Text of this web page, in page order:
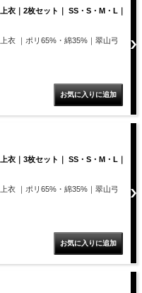
衣｜2枚セット｜ SS・S・M・L｜
衣 ｜ポリ65%・綿35%｜翠山弓
衣｜3枚セット｜ SS・S・M・L｜
衣 ｜ポリ65%・綿35%｜翠山弓